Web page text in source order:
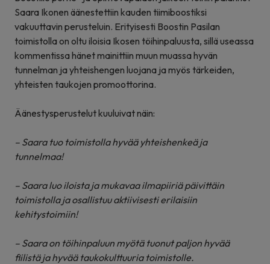
Saara Ikonen äänestettiin kauden tiimiboostiksi
vakuuttavin perusteluin. Erityisesti Boostin Pasilan
toimistolla on oltu iloisia Ikosen töihinpaluusta, sillä useassa
kommentissa hänet mainittiin muun muassa hyvän
tunnelman ja yhteishengen luojana ja myös tärkeiden,
yhteisten taukojen promoottorina.
Äänestysperustelut kuuluivat näin:
– Saara tuo toimistolla hyvää yhteishenkeä ja
tunnelmaa!
– Saara luo iloista ja mukavaa ilmapiiriä päivittäin
toimistolla ja osallistuu aktiivisesti erilaisiin
kehitystoimiin!
– Saara on töihinpaluun myötä tuonut paljon hyvää
fiilistä ja hyvää taukokulttuuria toimistolle.